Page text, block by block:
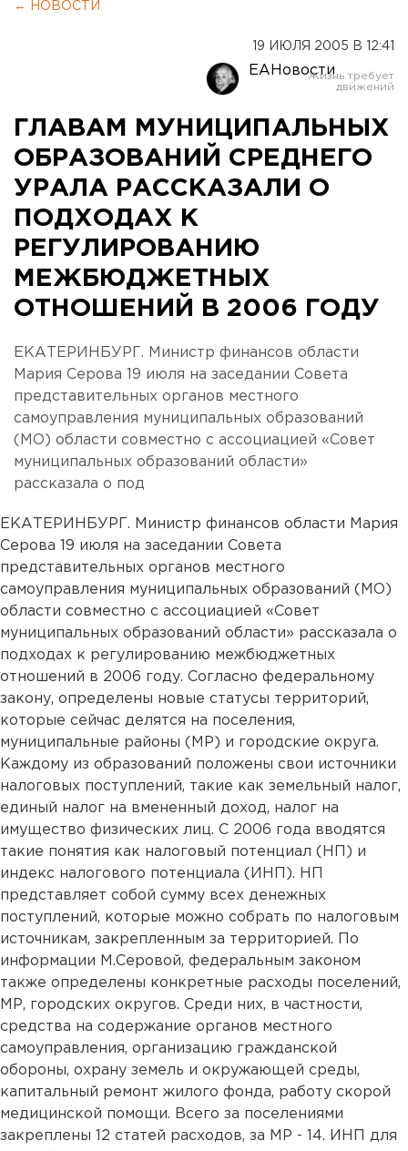
← НОВОСТИ
19 ИЮЛЯ 2005 В 12:41
ЕАНовости
ГЛАВАМ МУНИЦИПАЛЬНЫХ
ОБРАЗОВАНИЙ СРЕДНЕГО
УРАЛА РАССКАЗАЛИ О
ПОДХОДАХ К
РЕГУЛИРОВАНИЮ
МЕЖБЮДЖЕТНЫХ
ОТНОШЕНИЙ В 2006 ГОДУ
ЕКАТЕРИНБУРГ. Министр финансов области
Мария Серова 19 июля на заседании Совета
представительных органов местного
самоуправления муниципальных образований
(МО) области совместно с ассоциацией «Совет
муниципальных образований области»
рассказала о под
ЕКАТЕРИНБУРГ. Министр финансов области Мария
Серова 19 июля на заседании Совета
представительных органов местного
самоуправления муниципальных образований (МО)
области совместно с ассоциацией «Совет
муниципальных образований области» рассказала о
подходах к регулированию межбюджетных
отношений в 2006 году. Согласно федеральному
закону, определены новые статусы территорий,
которые сейчас делятся на поселения,
муниципальные районы (МР) и городские округа.
Каждому из образований положены свои источники
налоговых поступлений, такие как земельный налог,
единый налог на вмененный доход, налог на
имущество физических лиц. С 2006 года вводятся
такие понятия как налоговый потенциал (НП) и
индекс налогового потенциала (ИНП). НП
представляет собой сумму всех денежных
поступлений, которые можно собрать по налоговым
источникам, закрепленным за территорией. По
информации М.Серовой, федеральным законом
также определены конкретные расходы поселений,
МР, городских округов. Среди них, в частности,
средства на содержание органов местного
самоуправления, организацию гражданской
обороны, охрану земель и окружающей среды,
капитальный ремонт жилого фонда, работу скорой
медицинской помощи. Всего за поселениями
закреплены 12 статей расходов, за МР - 14. ИНП для